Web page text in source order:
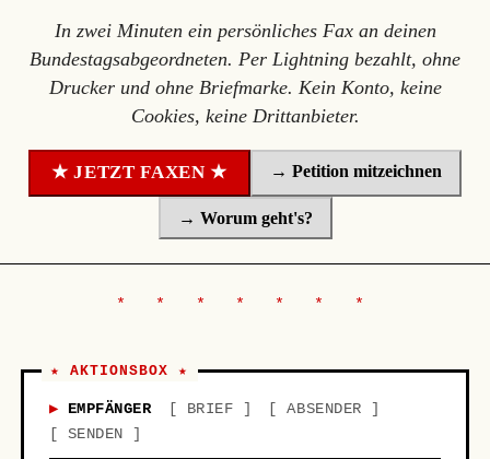
In zwei Minuten ein persönliches Fax an deinen
Bundestagsabgeordneten. Per Lightning bezahlt, ohne
Drucker und ohne Briefmarke. Kein Konto, keine
Cookies, keine Drittanbieter.
★ JETZT FAXEN ★ → Petition mitzeichnen
→ Worum geht's?
★ AKTIONSBOX ★
EMPFÄNGER BRIEF
ABSENDER
SENDEN